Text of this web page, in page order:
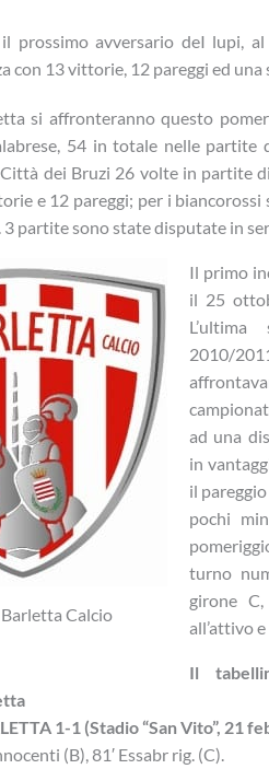
prossimo avversario deI lupi,
con 13 vittorie, 12 pareggi ed una
si affronteranno questo
54 in totale nelle partite
dei Bruzi 26 volte in partite
e 12 pareggi; per i
3 partite sono state disputate in
Barletta Calcio
Il primo
il 25
2010/
ad una
in
il
pochi
turno
girone
all’attivo
Il
1-1 (Stadio “San Vito”, 21
(B), 81′ Essabr rig. (C).